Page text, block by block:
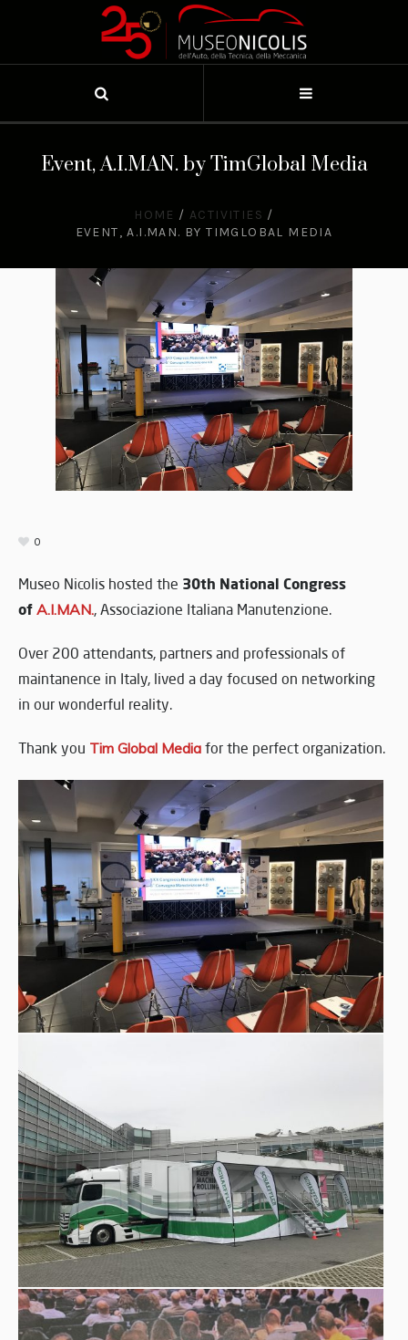
Event, A.I.MAN. by TimGlobal Media
HOME / ACTIVITIES /
EVENT, A.I.MAN. BY TIMGLOBAL MEDIA
0
Museo Nicolis hosted the 30th National Congress
of A.I.MAN., Associazione Italiana Manutenzione.
Over 200 attendants, partners and professionals of
maintanence in Italy, lived a day focused on networking
in our wonderful reality.
Thank you Tim Global Media for the perfect organization.